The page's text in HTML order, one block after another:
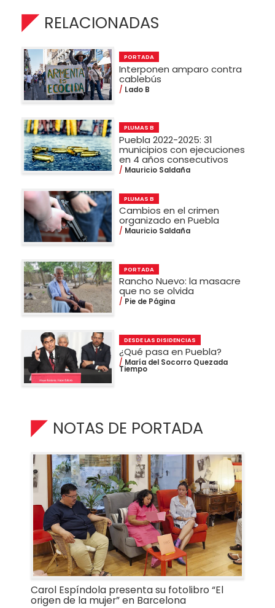
RELACIONADAS
PORTADA
Interponen amparo contra
cablebús
Lado B
PLUMAS B
Puebla 2022-2025: 31
municipios con ejecuciones
en 4 años consecutivos
Mauricio Saldaña
PLUMAS B
Cambios en el crimen
organizado en Puebla
Mauricio Saldaña
PORTADA
Rancho Nuevo: la masacre
que no se olvida
Pie de Página
DESDE LAS DISIDENCIAS
¿Qué pasa en Puebla?
María del Socorro Quezada
Tiempo
NOTAS DE PORTADA
Carol Espíndola presenta su fotolibro “El
origen de la mujer” en Barcelona